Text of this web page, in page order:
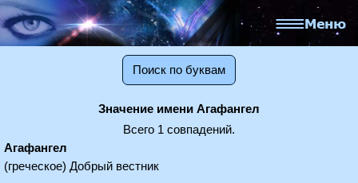
Поиск по буквам
Значение имени Агафангел
Всего 1 совпадений.
Агафангел
(греческое) Добрый вестник